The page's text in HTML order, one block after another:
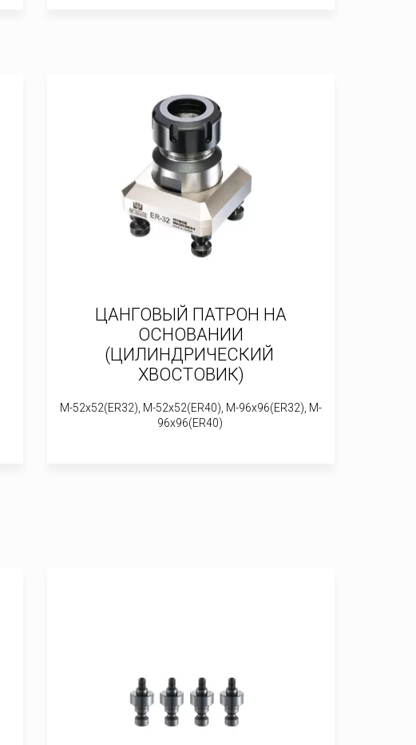
ЦАНГОВЫЙ ПАТРОН НА
ОСНОВАНИИ
(ЦИЛИНДРИЧЕСКИЙ
ХВОСТОВИК)
M-52x52(ER32), M-52x52(ER40), M-96x96(ER32), M-
96x96(ER40)